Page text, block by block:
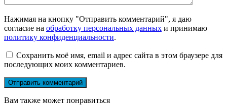
Нажимая на кнопку "Отправить комментарий", я даю
согласие на обработку персональных данных и принимаю
политику конфиденциальности.
Сохранить моё имя, email и адрес сайта в этом браузере для
последующих моих комментариев.
Вам также может понравиться